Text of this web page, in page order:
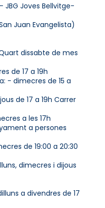
JBG Joves Bellvitge-
Juan Evangelista)
dissabte de mes
de 17 a 19h
- dimecres de 15 a
de 17 a 19h Carrer
a les 17h
a persones
de 19:00 a 20:30
dimecres i dijous
a divendres de 17